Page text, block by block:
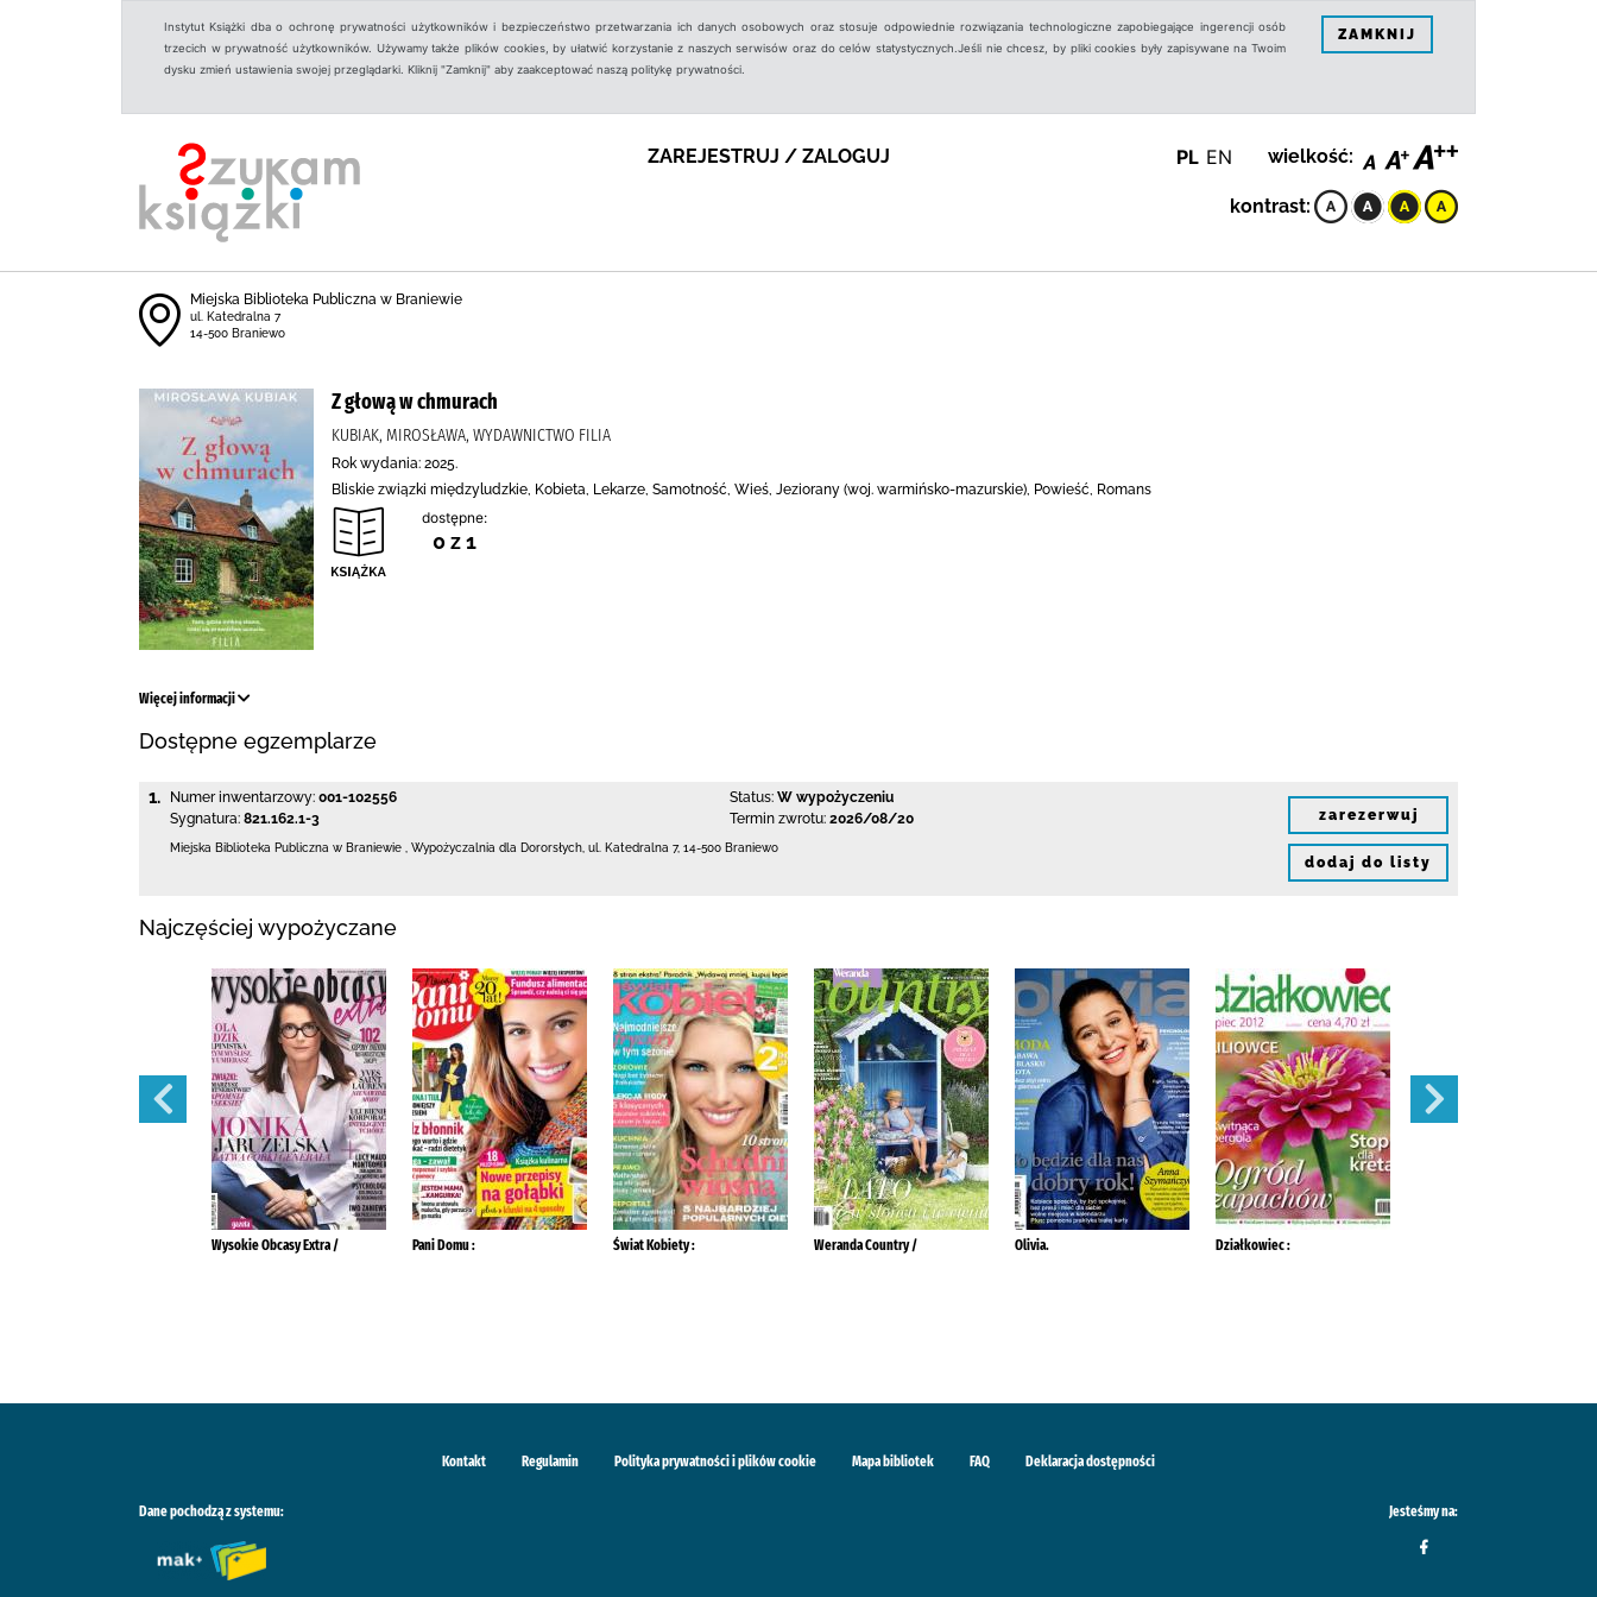
Instytut Książki dba o ochronę prywatności użytkowników i bezpieczeństwo przetwarzania ich danych osobowych oraz stosuje odpowiednie rozwiązania technologiczne zapobiegające ingerencji osób
trzecich w prywatność użytkowników. Używamy także plików cookies, by ułatwić korzystanie z naszych serwisów oraz do celów statystycznych.Jeśli nie chcesz, by pliki cookies były zapisywane na Twoim
dysku zmień ustawienia swojej przeglądarki. Kliknij "Zamknij" aby zaakceptować naszą politykę prywatności.
ZAMKNIJ
ZAREJESTRUJ / ZALOGUJ PL EN wielkość:
kontrast:
Miejska Biblioteka Publiczna w Braniewie
ul. Katedralna 7
14-500 Braniewo
Z głową w chmurach
KUBIAK, MIROSŁAWA, WYDAWNICTWO FILIA
Rok wydania: 2025.
Bliskie związki międzyludzkie, Kobieta, Lekarze, Samotność, Wieś, Jeziorany (woj. warmińsko-mazurskie), Powieść, Romans
dostępne:
0 z 1
Więcej informacji
Dostępne egzemplarze
1. Numer inwentarzowy: 001-102556
Sygnatura: 821.162.1-3
Status: W wypożyczeniu
Termin zwrotu: 2026/08/20
Miejska Biblioteka Publiczna w Braniewie Wypożyczalnia dla Dororsłych, ul. Katedralna 7, 14-500 Braniewo
zarezerwuj
dodaj do listy
Najczęściej wypożyczane
Wysokie Obcasy Extra / Pani Domu : Świat Kobiety : Weranda Country / Olivia. Działkowiec :
Kontakt Regulamin Polityka prywatności i plików cookie Mapa bibliotek FAQ Deklaracja dostępności
Dane pochodzą z systemu: Jesteśmy na: